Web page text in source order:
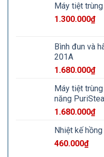
Máy tiệt
1.300.000₫
Bình đun và
201A
1.680.000₫
Máy tiệt
năng
1.680.000₫
Nhiệt kế
460.000₫